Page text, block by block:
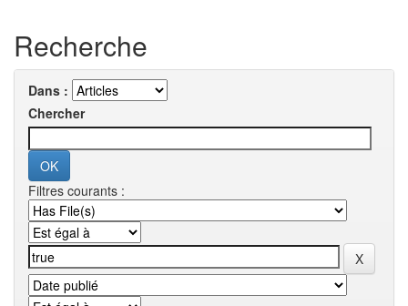
Recherche
Dans :
Chercher
Filtres courants :